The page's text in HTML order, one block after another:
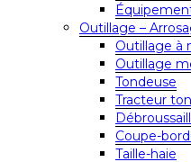
Outillage –
Outillage à
Outillage
Tondeuse
Tracteur
Coupe-
Taille-haie